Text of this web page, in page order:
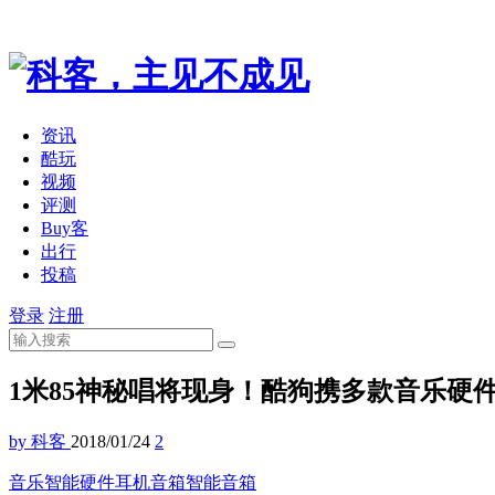
资讯
酷玩
视频
评测
Buy客
出行
投稿
登录 注册
1米85神秘唱将现身！酷狗携多款音乐硬
by 科客 2018/01/24 2
音乐智能硬件耳机音箱智能音箱